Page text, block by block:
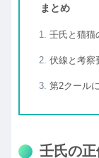
まとめ
壬氏と猫猫
伏線と考察
第2クール
壬氏の